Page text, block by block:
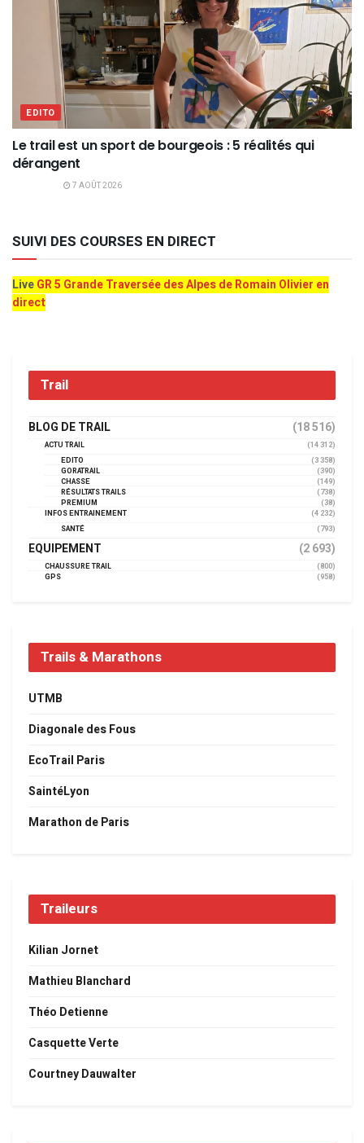
EDITO
Le trail est un sport de bourgeois : 5 réalités qui
dérangent
7 AOÛT 2026
SUIVI DES COURSES EN DIRECT
LiveGR 5 Grande Traversée des Alpes de Romain Olivier en
direct
Trail
BLOG DE TRAIL (18 516)
ACTU TRAIL
(14 312)
EDITO
(3 358)
GORATRAIL
(390)
CHASSE
(149)
RÉSULTATS TRAILS
(738)
PREMIUM
(38)
INFOS ENTRAINEMENT
(4 232)
SANTÉ
(793)
EQUIPEMENT (2 693)
CHAUSSURE TRAIL
(800)
GPS
(958)
Trails & Marathons
UTMB
Diagonale des Fous
EcoTrail Paris
SaintéLyon
Marathon de Paris
Traileurs
Kilian Jornet
Mathieu Blanchard
Théo Detienne
Casquette Verte
Courtney Dauwalter